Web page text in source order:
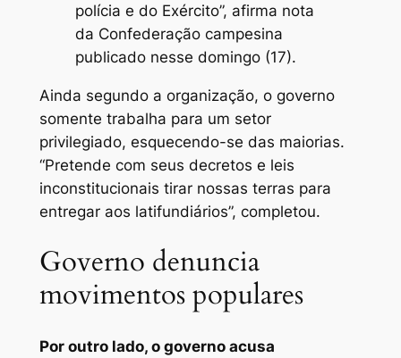
polícia e do Exército”, afirma nota
da Confederação campesina
publicado nesse domingo (17).
Ainda segundo a organização, o governo
somente trabalha para um setor
privilegiado, esquecendo-se das maiorias.
“Pretende com seus decretos e leis
inconstitucionais tirar nossas terras para
entregar aos latifundiários”, completou.
Governo denuncia
movimentos populares
Por outro lado, o governo acusa